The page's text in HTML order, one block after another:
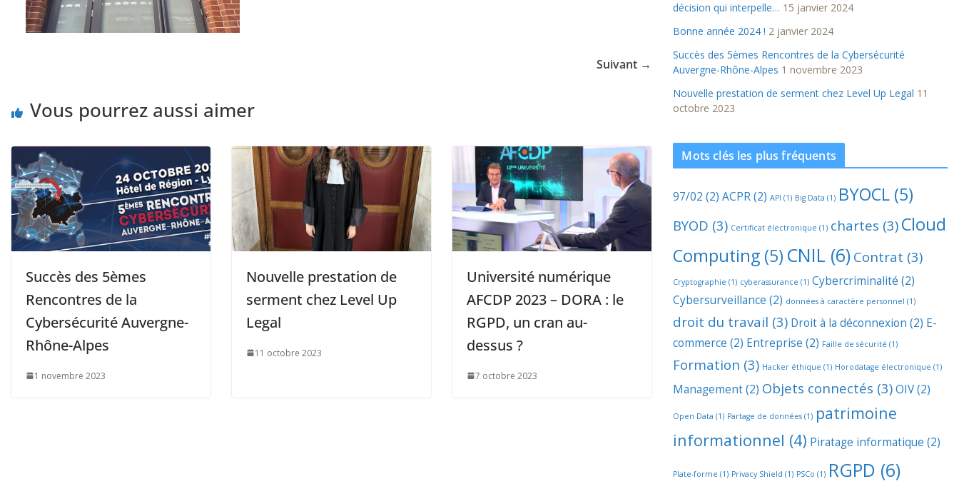
Suivant →
Vous pourrez aussi aimer
Succès des 5èmes
Rencontres de la
Cybersécurité Auvergne-
Rhône-Alpes
1 novembre 2023
Nouvelle prestation de
serment chez Level Up
Legal
11 octobre 2023
Université numérique
AFCDP 2023 – DORA : le
RGPD, un cran au-
dessus ?
7 octobre 2023
décision qui interpelle… 15 janvier 2024
Bonne année 2024 ! 2 janvier 2024
Succès des 5èmes Rencontres de la Cybersécurité
Auvergne-Rhône-Alpes 1 novembre 2023
Nouvelle prestation de serment chez Level Up Legal 11
octobre 2023
Mots clés les plus fréquents
97/02 (2) ACPR(2) API (1) Big Data (1) BYOCL (5)
BYOD (3) Certificat électronique (1) chartes (3) Cloud
Computing (5) CNIL (6) Contrat (3)
Cryptographie (1) cyberassurance (1) Cybercriminalité (2)
Cybersurveillance (2) données à caractère personnel (1)
droit du travail (3) Droit à la déconnexion (2) E-
commerce (2) Entreprise (2) Faille de sécurité (1)
Formation (3) Hacker éthique (1) Horodatage électronique (1)
Management(2) Objets connectés (3) OIV(2)
Open Data (1) Partage de données (1) patrimoine
informationnel (4) Piratage informatique (2)
Plate-forme (1) Privacy Shield (1) PSCo (1) RGPD (6)